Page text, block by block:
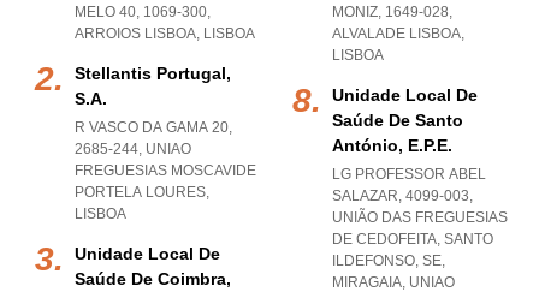
MELO 40, 1069-300,
ARROIOS LISBOA, LISBOA
Stellantis Portugal,
S.a.
R VASCO DA GAMA 20,
2685-244, UNIAO
FREGUESIAS MOSCAVIDE
PORTELA LOURES,
LISBOA
Unidade Local De
Saúde De Coimbra,
MONIZ, 1649-028,
ALVALADE LISBOA,
LISBOA
Unidade Local De
Saúde De Santo
António, E.p.e.
LG PROFESSOR ABEL
SALAZAR, 4099-003,
UNIÃO DAS FREGUESIAS
DE CEDOFEITA, SANTO
ILDEFONSO, SE,
MIRAGAIA, UNIAO